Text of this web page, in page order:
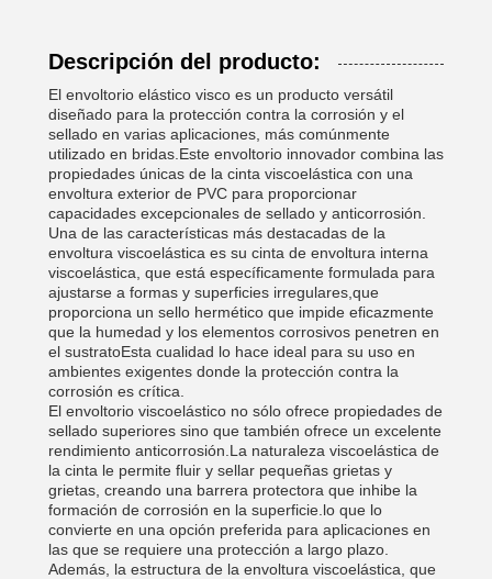
Descripción del producto:
El envoltorio elástico visco es un producto versátil
diseñado para la protección contra la corrosión y el
sellado en varias aplicaciones, más comúnmente
utilizado en bridas.Este envoltorio innovador combina las
propiedades únicas de la cinta viscoelástica con una
envoltura exterior de PVC para proporcionar
capacidades excepcionales de sellado y anticorrosión.
Una de las características más destacadas de la
envoltura viscoelástica es su cinta de envoltura interna
viscoelástica, que está específicamente formulada para
ajustarse a formas y superficies irregulares,que
proporciona un sello hermético que impide eficazmente
que la humedad y los elementos corrosivos penetren en
el sustratoEsta cualidad lo hace ideal para su uso en
ambientes exigentes donde la protección contra la
corrosión es crítica.
El envoltorio viscoelástico no sólo ofrece propiedades de
sellado superiores sino que también ofrece un excelente
rendimiento anticorrosión.La naturaleza viscoelástica de
la cinta le permite fluir y sellar pequeñas grietas y
grietas, creando una barrera protectora que inhibe la
formación de corrosión en la superficie.lo que lo
convierte en una opción preferida para aplicaciones en
las que se requiere una protección a largo plazo.
Además, la estructura de la envoltura viscoelástica, que